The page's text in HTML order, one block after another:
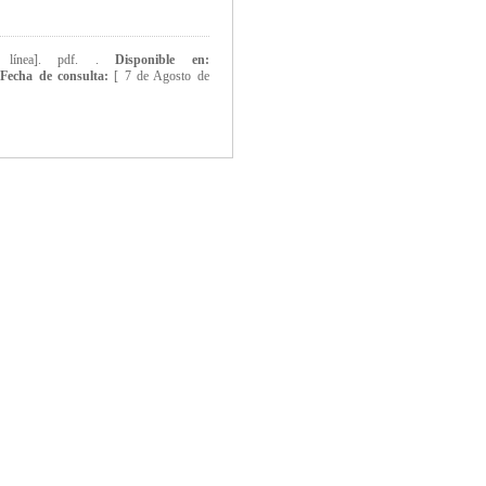
línea]. pdf. .Disponible en:
Fecha de consulta: [ 7 de Agosto de